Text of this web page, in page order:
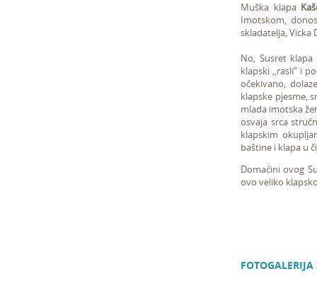
Muška klapa
Imotskom,
skladatelja, Vicka
No, Susret
klapski ,,rasli” i
očekivano,
klapske pjesme,
mlada imotska
osvaja srca
klapskim
baštine i klapa u
Domaćini ovog
ovo veliko